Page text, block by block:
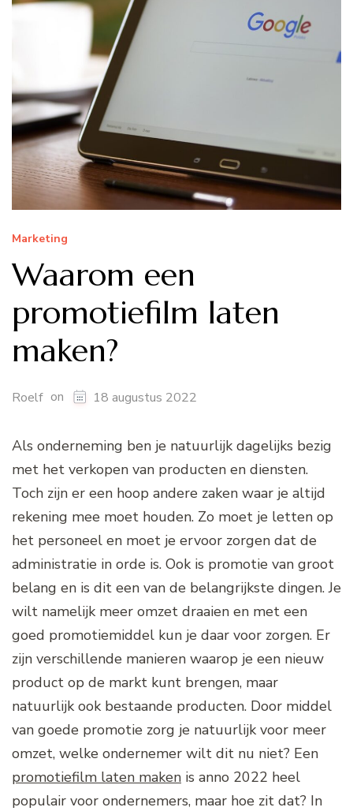
Marketing
Waarom een
promotiefilm laten
maken?
Roelf on 18 augustus 2022
Als onderneming ben je natuurlijk dagelijks bezig
met het verkopen van producten en diensten.
Toch zijn er een hoop andere zaken waar je altijd
rekening mee moet houden. Zo moet je letten op
het personeel en moet je ervoor zorgen dat de
administratie in orde is. Ook is promotie van groot
belang en is dit een van de belangrijkste dingen. Je
wilt namelijk meer omzet draaien en met een
goed promotiemiddel kun je daar voor zorgen. Er
zijn verschillende manieren waarop je een nieuw
product op de markt kunt brengen, maar
natuurlijk ook bestaande producten. Door middel
van goede promotie zorg je natuurlijk voor meer
omzet, welke ondernemer wilt dit nu niet? Een
promotiefilm laten maken is anno 2022 heel
populair voor ondernemers, maar hoe zit dat? In